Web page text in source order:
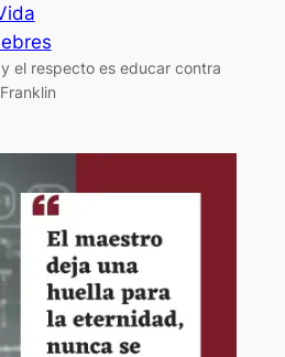
el respecto es educar contra